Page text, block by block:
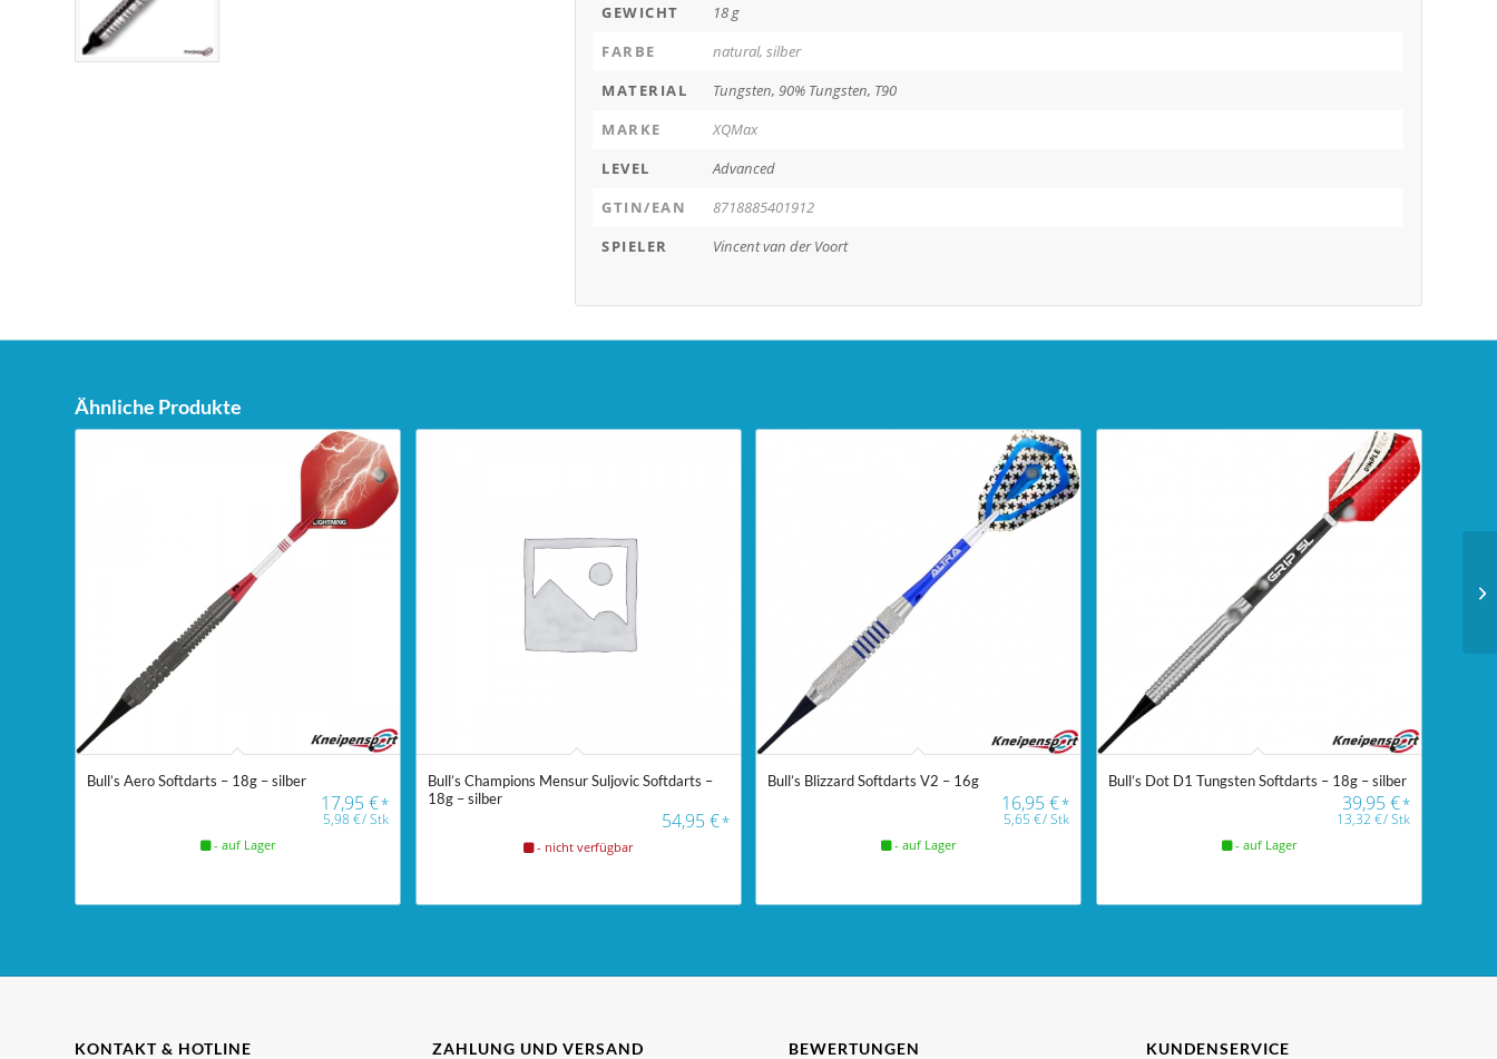
GEWICHT
18 g
FARBE
natural, silber
MATERIAL
Tungsten, 90% Tungsten, T90
MARKE
XQMax
LEVEL
Advanced
GTIN/EAN
8718885401912
SPIELER
Vincent van der Voort
Ähnliche Produkte
Bull’s Aero Softdarts – 18g – silber
17,95€*
5,98€/Stk
- auf Lager
Bull’s Champions Mensur Suljovic Softdarts –
18g – silber
54,95€*
- nicht verfügbar
Bull’s Blizzard Softdarts V2 – 16g
16,95€*
5,65€/Stk
- auf Lager
Bull’s Dot D1 Tungsten Softdarts – 18g – silber
39,95€*
13,32 €/Stk
- auf Lager
KONTAKT & HOTLINE ZAHLUNG UND VERSAND BEWERTUNGEN KUNDENSERVICE